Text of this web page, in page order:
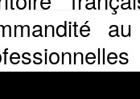
sur ce